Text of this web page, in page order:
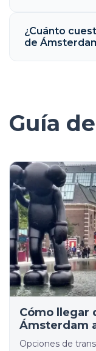
¿Cuánto
de
Guía
Cómo llegar
Ámsterdam
Opciones de